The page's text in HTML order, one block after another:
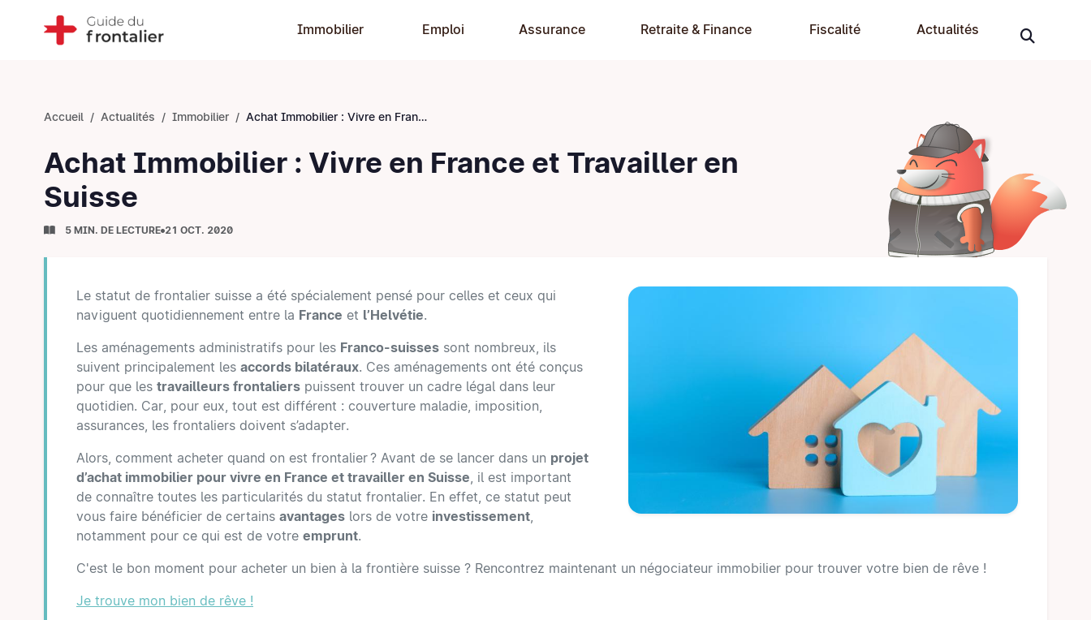
Immobilier Emploi Assurance Retraite & Finance Fiscalité Actualités
Accueil Actualités Immobilier Achat Immobilier : Vivre en France et Travailler en Suisse
Achat Immobilier : Vivre en France et Travailler en
Suisse
5 MIN. DE LECTURE 21 OCT. 2020
Le statut de frontalier suisse a été spécialement pensé pour celles et ceux qui
naviguent quotidiennement entre la France et l’Helvétie.
Les aménagements administratifs pour les Franco-suisses sont nombreux, ils
suivent principalement les accords bilatéraux. Ces aménagements ont été conçus
pour que les travailleurs frontaliers puissent trouver un cadre légal dans leur
quotidien. Car, pour eux, tout est différent : couverture maladie, imposition,
assurances, les frontaliers doivent s’adapter.
Alors, comment acheter quand on est frontalier ? Avant de se lancer dans un projet
d’achat immobilier pour vivre en France et travailler en Suisse, il est important
de connaître toutes les particularités du statut frontalier. En effet, ce statut peut
vous faire bénéficier de certains avantages lors de votre investissement,
notamment pour ce qui est de votre emprunt.
C'est le bon moment pour acheter un bien à la frontière suisse ? Rencontrez maintenant un négociateur immobilier pour trouver votre bien de rêve !
Je trouve mon bien de rêve !